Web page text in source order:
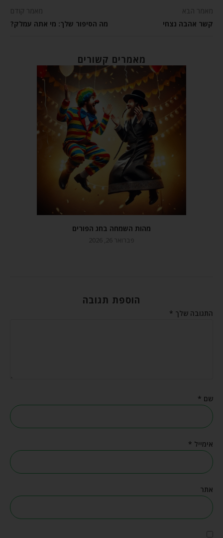
מאמר הבא
קשר אהבה נצחי
מאמר קודם
מה הסיפור שלך: מי אתה עמלק?
מאמרים קשורים
מהות השמחה בחג הפורים
פברואר 26, 2026
הוספת תגובה
התגובה שלך *
שם *
אימייל *
אתר